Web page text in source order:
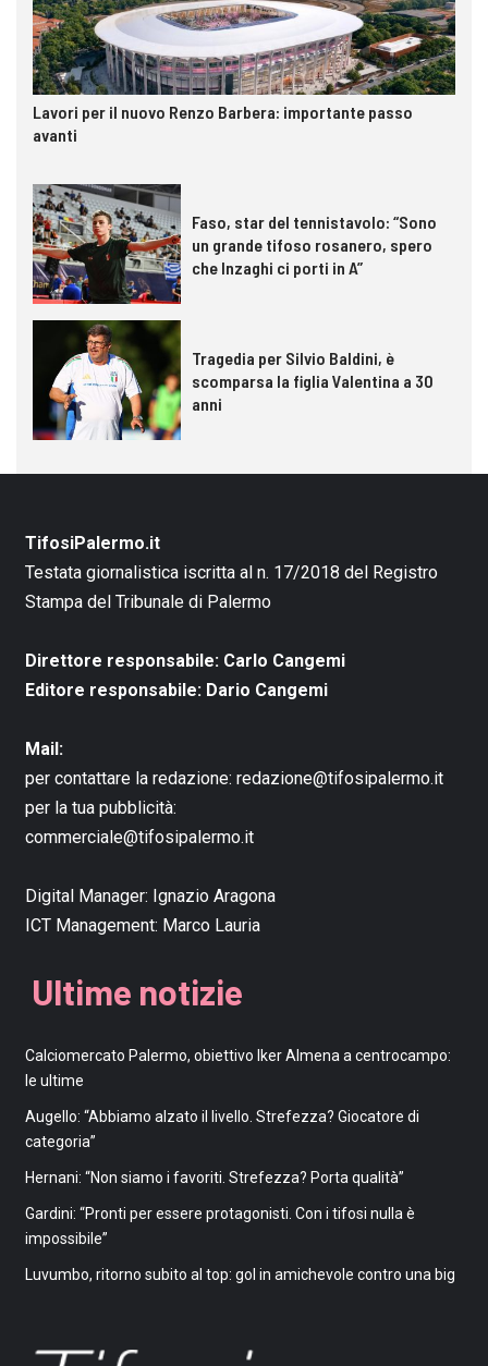
Lavori per il nuovo Renzo Barbera: importante passo
avanti
Faso, star del tennistavolo: “Sono
un grande tifoso rosanero, spero
che Inzaghi ci porti in A”
Tragedia per Silvio Baldini, è
scomparsa la figlia Valentina a 30
anni
TifosiPalermo.it
Testata giornalistica iscritta al n. 17/2018 del Registro
Stampa del Tribunale di Palermo
Direttore responsabile: Carlo Cangemi
Editore responsabile: Dario Cangemi
Mail:
per contattare la redazione: redazione@tifosipalermo.it
per la tua pubblicità:
commerciale@tifosipalermo.it
Digital Manager: Ignazio Aragona
ICT Management: Marco Lauria
Ultime notizie
Calciomercato Palermo, obiettivo Iker Almena a centrocampo:
le ultime
Augello: “Abbiamo alzato il livello. Strefezza? Giocatore di
categoria”
Hernani: “Non siamo i favoriti. Strefezza? Porta qualità”
Gardini: “Pronti per essere protagonisti. Con i tifosi nulla è
impossibile”
Luvumbo, ritorno subito al top: gol in amichevole contro una big